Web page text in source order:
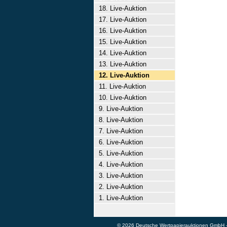
18. Live-Auktion
17. Live-Auktion
16. Live-Auktion
15. Live-Auktion
14. Live-Auktion
13. Live-Auktion
12. Live-Auktion
11. Live-Auktion
10. Live-Auktion
9. Live-Auktion
8. Live-Auktion
7. Live-Auktion
6. Live-Auktion
5. Live-Auktion
4. Live-Auktion
3. Live-Auktion
2. Live-Auktion
1. Live-Auktion
© 2026 Deutsche Wertpapierauktionen GmbH